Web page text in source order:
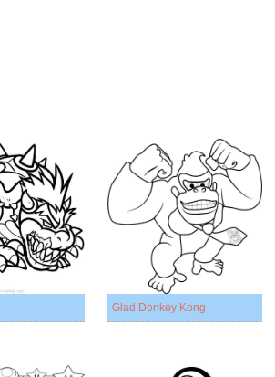
Glad Donkey Kong